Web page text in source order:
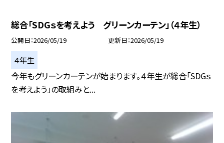
総合「SDGｓを考えよう グリーンカーテン」（４年生）
公開日 2026/05/19 更新日 2026/05/19
４年生
今年もグリーンカーテンが始まります。４年生が総合「SDGｓ
を考えよう」の取組みと...